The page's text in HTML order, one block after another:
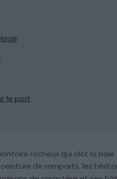
le port
rocheux qui clôt la baie
de remparts, les